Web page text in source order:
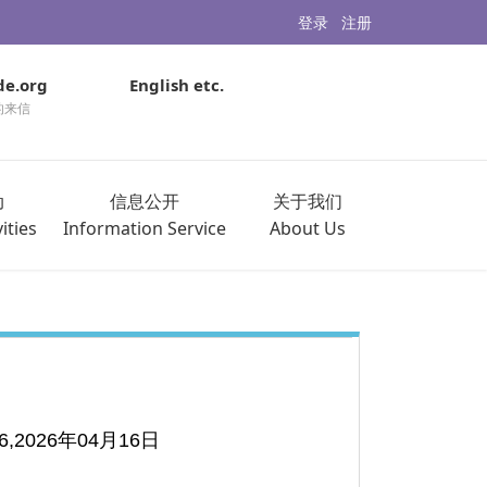
登录 注册
来信
English etc.
信息公开
Information Service
关于我们
About Us
年04月16日